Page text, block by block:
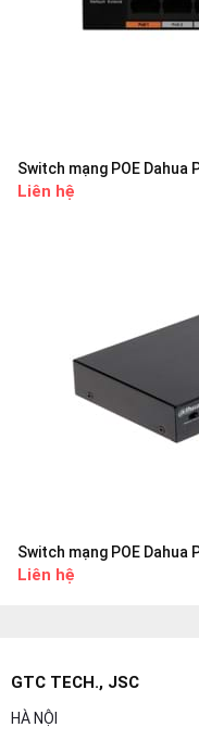
Switch mạng POE Dahua
Liên hệ
Switch mạng POE Dahua
Liên hệ
GTC TECH., JSC
HÀ NỘI